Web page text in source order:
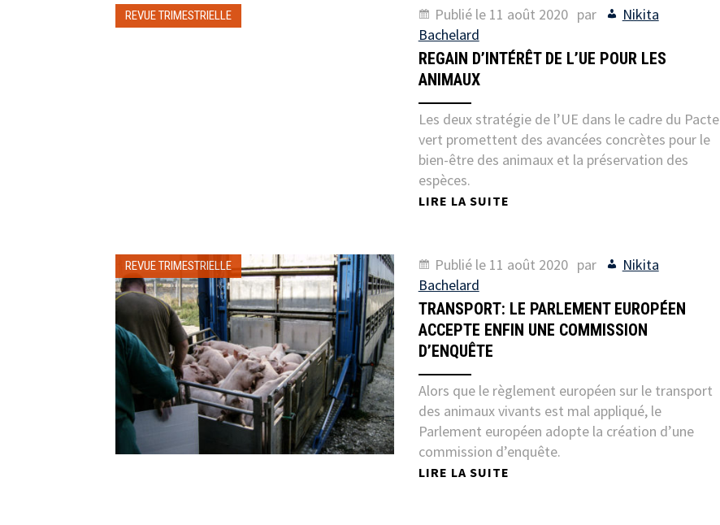
REVUE TRIMESTRIELLE Publié le 11 août 2020 par
Nikita
Bachelard
REGAIN D’INTÉRÊT DE L’UE POUR LES
ANIMAUX
Les deux stratégie de l’UE dans le cadre du Pacte
vert promettent des avancées concrètes pour le
bien-être des animaux et la préservation des
espèces.
LIRE LA SUITE
REVUE TRIMESTRIELLE Publié le 11 août 2020 par
Nikita
Bachelard
TRANSPORT: LE PARLEMENT EUROPÉEN
ACCEPTE ENFIN UNE COMMISSION
D’ENQUÊTE
Alors que le règlement européen sur le transport
des animaux vivants est mal appliqué, le
Parlement européen adopte la création d’une
commission d’enquête.
LIRE LA SUITE